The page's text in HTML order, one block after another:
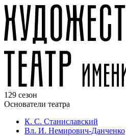
129 сезон
Основатели театра
К. С. Станиславский
Вл. И. Немирович-Данченко